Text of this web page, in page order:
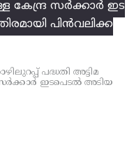
കേന്ദ്ര സര്‍ക്കാര്‍ ഇട
പിന്‍വലിക്ക
പദ്ധതി അട്ടിമ
സര്‍ക്കാര്‍ ഇടപെടല്‍ അടിയ